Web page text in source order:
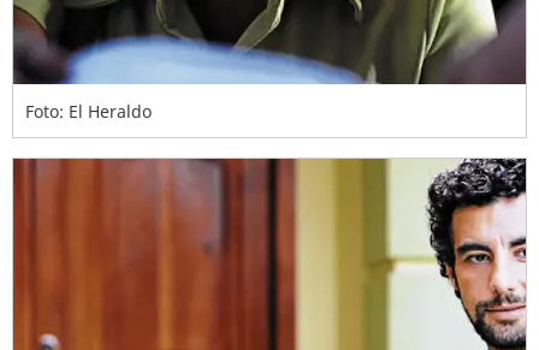
Foto: El Heraldo